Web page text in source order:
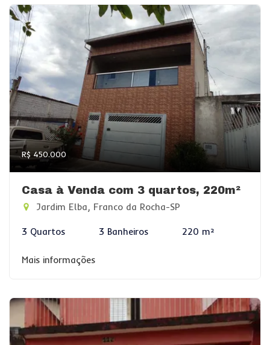
R$ 450.000
Casa à Venda com 3 quartos, 220m²
Jardim Elba, Franco da Rocha-SP
3 Quartos 3 Banheiros 220 m²
Mais informações